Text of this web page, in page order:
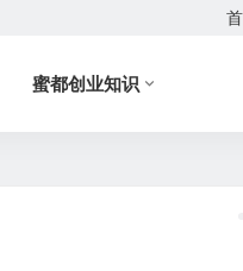
蜜都创业知识